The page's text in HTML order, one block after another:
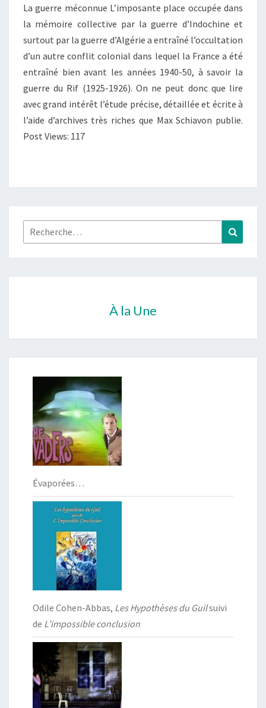
MAROC
(1925-
1926)
La guerre méconnue L’imposante place occupée dans
la mémoire collective par la guerre d’Indochine et
surtout par la guerre d’Algérie a entraîné l’occultation
d’un autre conflit colonial dans lequel la France a été
entraîné bien avant les années 1940-50, à savoir la
guerre du Rif (1925-1926). On ne peut donc que lire
avec grand intérêt l’étude précise, détaillée et écrite à
l’aide d’archives très riches que Max Schiavon publie.
Post Views: 117
Rechercher :
À la Une
Évaporées…
Odile Cohen-Abbas, Les Hypothèses du Guilsuivi
de L’impossible conclusion